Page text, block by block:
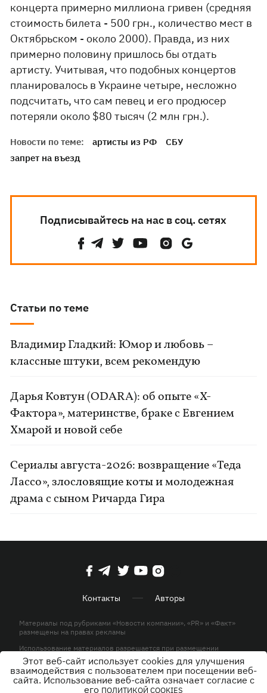
концерта примерно миллиона гривен (средняя
стоимость билета - 500 грн., количество мест в
Октябрьском - около 2000). Правда, из них
примерно половину пришлось бы отдать
артисту. Учитывая, что подобных концертов
планировалось в Украине четыре, несложно
подсчитать, что сам певец и его продюсер
потеряли около $80 тысяч (2 млн грн.).
Новости по теме: артисты из РФ
СБУ
запрет на въезд
Подписывайтесь на нас в соц. сетях
Статьи по теме
Владимир Гладкий: Юмор и любовь –
классные штуки, всем рекомендую
Дарья Ковтун (ODARA): об опыте «Х-
Фактора», материнстве, браке с Евгением
Хмарой и новой себе
Сериалы августа-2026: возвращение «Теда
Лассо», злословящие коты и молодежная
драма с сыном Ричарда Гира
Контакты Авторы
Материалы под рубриками «Новости компании», «PR» и «Факт»
размещены на правах рекламы
Использование материалов разрешается при размещении
активной гиперссылки на KP.UA в первом абзаце.
© ООО «ЮЛАВ МЕДИА»,2026. Все права защищены.
Этот веб-сайт использует cookies для улучшения
взаимодействия с пользователем при посещении веб-
сайта. Использование веб-сайта означает согласие с
его ПОЛИТИКОЙ COOKIES